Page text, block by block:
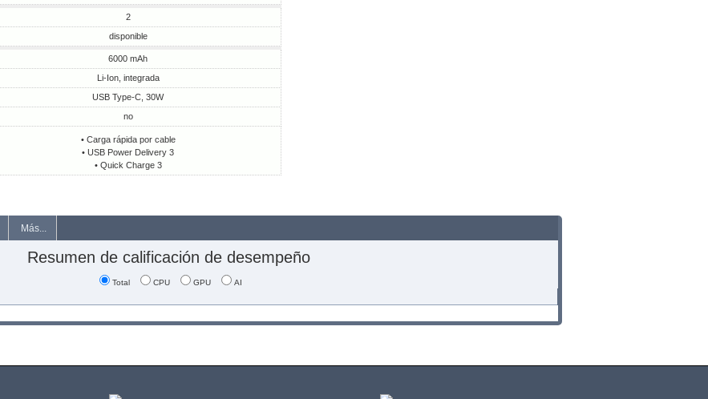
2
disponible
6000 mAh
Li-Ion, integrada
USB Type-C, 30W
no
• Carga rápida por cable
• USB Power Delivery 3
• Quick Charge 3
Más...
Resumen de calificación de desempeño
Total CPU GPU AI